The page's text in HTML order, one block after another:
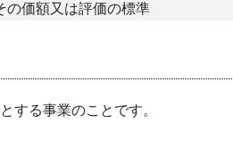
の価額又は評価の標準
する事業のことです。